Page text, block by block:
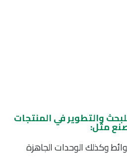
والتطوير في المنتجات
مثل:
وكذلك الوحدات الجاهزة